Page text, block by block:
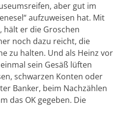
aber gut im
aufzuweisen hat. Mit
hält er die Groschen
noch dazu reicht, die
zu halten. Und als Heinz vor
sein Gesäß lüften
schwarzen Konten oder
Banker, beim Nachzählen
das OK gegeben. Die